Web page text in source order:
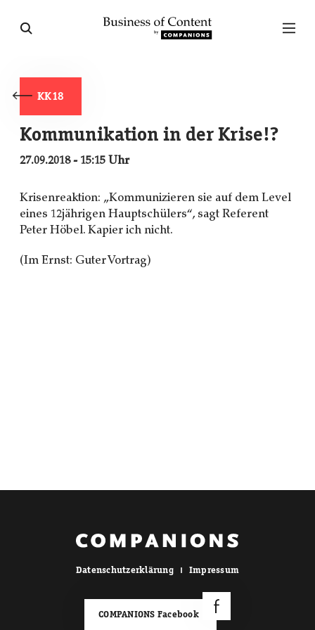
KK18
Kommunikation in der Krise!?
27.09.2018 - 15:15 Uhr
Krisenreaktion: „Kommunizieren sie auf dem Level
eines 12jährigen Hauptschülers“, sagt Referent
Peter Höbel. Kapier ich nicht.
(Im Ernst: Guter Vortrag)
Datenschutzerklärung Impressum
COMPANIONS Facebook